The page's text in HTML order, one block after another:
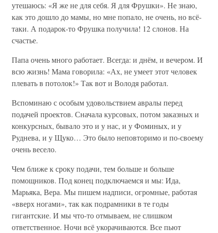
утешаюсь: «Я же не для себя. Я для Фрушки». Не знаю,
как это дошло до мамы, но мне попало, не очень, но всё-
таки. А подарок-то Фрушка получила! 12 слонов. На
счастье.
Папа очень много работает. Всегда: и днём, и вечером. И
всю жизнь! Мама говорила: «Ах, не умеет этот человек
плевать в потолок!» Так вот и Володя работал.
Вспоминаю с особым удовольствием авралы перед
подачей проектов. Сначала курсовых, потом заказных и
конкурсных, бывало это и у нас, и у Фоминых, и у
Руднева, и у Щуко… Это было неповторимо и по-своему
очень весело.
Чем ближе к сроку подачи, тем больше и больше
помощников. Под конец подключаемся и мы: Ида,
Марьяка, Вера. Мы пишем надписи, огромные, работая
«вверх ногами», так как подрамники в те годы
гигантские. И мы что-то отмываем, не слишком
ответственное. Ночи всё укорачиваются. Все пьют